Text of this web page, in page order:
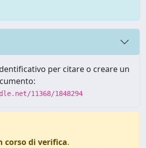
per citare o creare un
11368/1848294
corso di verifica.